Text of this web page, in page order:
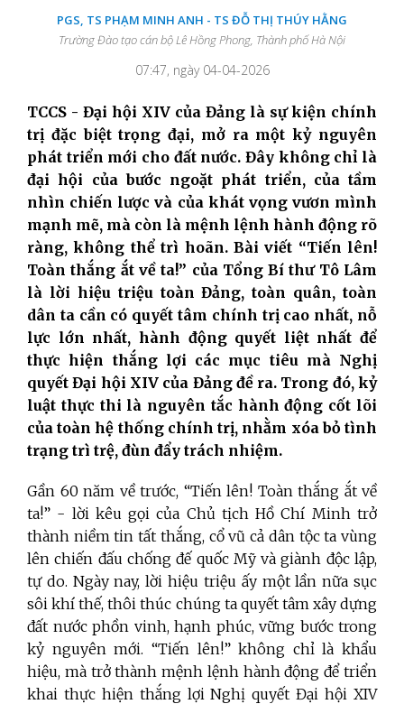
PGS, TS PHẠM MINH ANH - TS ĐỖ THỊ THÚY HẰNG
Trường Đào tạo cán bộ Lê Hồng Phong, Thành phố Hà Nội
07:47, ngày 04-04-2026
TCCS - Đại hội XIV của Đảng là sự kiện chính
trị đặc biệt trọng đại, mở ra một kỷ nguyên
phát triển mới cho đất nước. Đây không chỉ là
đại hội của bước ngoặt phát triển, của tầm
nhìn chiến lược và của khát vọng vươn mình
mạnh mẽ, mà còn là mệnh lệnh hành động rõ
ràng, không thể trì hoãn. Bài viết “Tiến lên!
Toàn thắng ắt về ta!” của Tổng Bí thư Tô Lâm
là lời hiệu triệu toàn Đảng, toàn quân, toàn
dân ta cần có quyết tâm chính trị cao nhất, nỗ
lực lớn nhất, hành động quyết liệt nhất để
thực hiện thắng lợi các mục tiêu mà Nghị
quyết Đại hội XIV của Đảng đề ra. Trong đó, kỷ
luật thực thi là nguyên tắc hành động cốt lõi
của toàn hệ thống chính trị, nhằm xóa bỏ tình
trạng trì trệ, đùn đẩy trách nhiệm.
Gần 60 năm về trước, “Tiến lên! Toàn thắng ắt về
ta!” - lời kêu gọi của Chủ tịch Hồ Chí Minh trở
thành niềm tin tất thắng, cổ vũ cả dân tộc ta vùng
lên chiến đấu chống đế quốc Mỹ và giành độc lập,
tự do. Ngày nay, lời hiệu triệu ấy một lần nữa sục
sôi khí thế, thôi thúc chúng ta quyết tâm xây dựng
đất nước phồn vinh, hạnh phúc, vững bước trong
kỷ nguyên mới. “Tiến lên!” không chỉ là khẩu
hiệu, mà trở thành mệnh lệnh hành động để triển
khai thực hiện thắng lợi Nghị quyết Đại hội XIV